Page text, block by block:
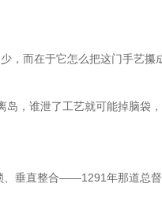
，而在于它怎么把这门手艺攥
，谁泄了工艺就可能掉脑袋
垂直整合——1291年那道总